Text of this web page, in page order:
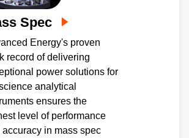
Spec
Energy's proven
record of delivering
power solutions for
analytical
ensures the
level of performance
accuracy in mass spec